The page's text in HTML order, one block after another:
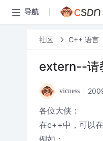
导航
社区 C++ 语言
extern--请
vicness
各位大侠：
在c++中，可以
例如：